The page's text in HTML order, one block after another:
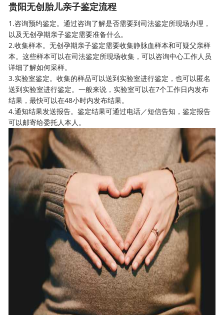
贵阳无创胎儿亲子鉴定流程
1.咨询预约鉴定。通过咨询了解是否需要到司法鉴定所现场办理，
以及无创孕期亲子鉴定需要准备什么。
2.收集样本。无创孕期亲子鉴定需要收集静脉血样本和可疑父亲样
本。这些样本可以在司法鉴定所现场收集，可以咨询中心工作人员
详细了解如何采样。
3.实验室鉴定。收集的样品可以送到实验室进行鉴定，也可以匿名
送到实验室进行鉴定。一般来说，实验室可以在7个工作日内发布
结果，最快可以在48小时内发布结果。
4.通知结果发送报告。鉴定结果可通过电话／短信告知，鉴定报告
可以邮寄给委托人本人。